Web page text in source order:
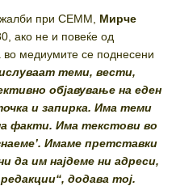
жалби при СЕММ, Мирче
ако не и повеќе од
во медиумите се поднесени
теми, вести,
објавување на еден
и запирка. Има теми
факти. Има текстови во
Имаме претставки
да им најдеме ни адреси,
додава тој.